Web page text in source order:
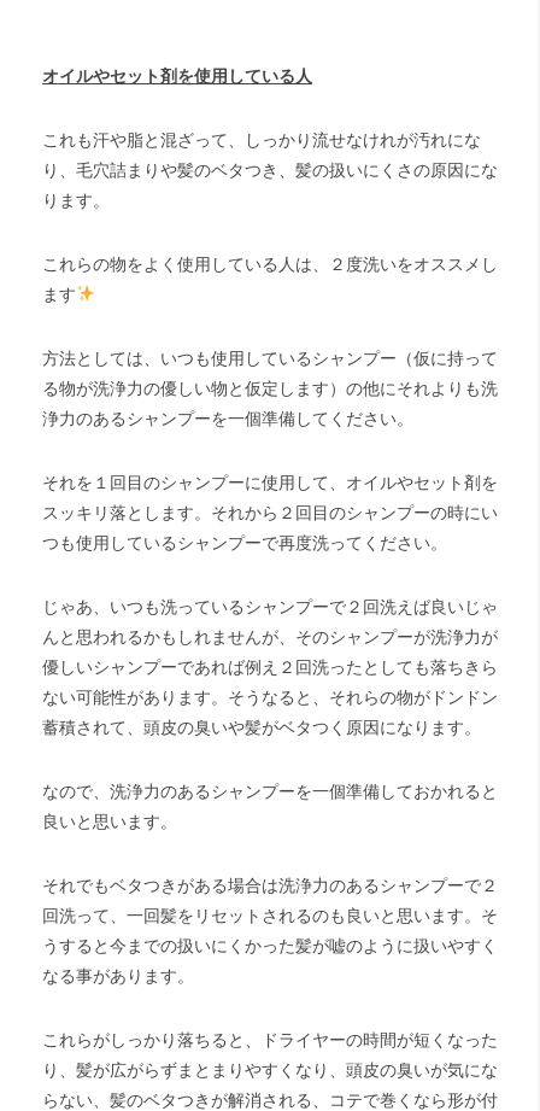
オイルやセット剤を使用している人
これも汗や脂と混ざって、しっかり流せなけれが汚れにな
り、毛穴詰まりや髪のベタつき、髪の扱いにくさの原因にな
ります。
これらの物をよく使用している人は、２度洗いをオススメし
ます
方法としては、いつも使用しているシャンプー（仮に持って
る物が洗浄力の優しい物と仮定します）の他にそれよりも洗
浄力のあるシャンプーを一個準備してください。
それを１回目のシャンプーに使用して、オイルやセット剤を
スッキリ落とします。それから２回目のシャンプーの時にい
つも使用しているシャンプーで再度洗ってください。
じゃあ、いつも洗っているシャンプーで２回洗えば良いじゃ
んと思われるかもしれませんが、そのシャンプーが洗浄力が
優しいシャンプーであれば例え２回洗ったとしても落ちきら
ない可能性があります。そうなると、それらの物がドンドン
蓄積されて、頭皮の臭いや髪がベタつく原因になります。
なので、洗浄力のあるシャンプーを一個準備しておかれると
良いと思います。
それでもベタつきがある場合は洗浄力のあるシャンプーで２
回洗って、一回髪をリセットされるのも良いと思います。そ
うすると今までの扱いにくかった髪が嘘のように扱いやすく
なる事があります。
これらがしっかり落ちると、ドライヤーの時間が短くなった
り、髪が広がらずまとまりやすくなり、頭皮の臭いが気にな
らない、髪のベタつきが解消される、コテで巻くなら形が付